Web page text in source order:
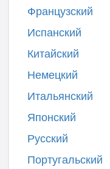
Французский
Испанский
Китайский
Немецкий
Итальянский
Японский
Русский
Португальский